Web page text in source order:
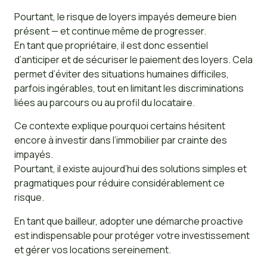
Pourtant, le risque de loyers impayés demeure bien
présent — et continue même de progresser.
En tant que propriétaire, il est donc essentiel
d’anticiper et de sécuriser le paiement des loyers. Cela
permet d’éviter des situations humaines difficiles,
parfois ingérables, tout en limitant les discriminations
liées au parcours ou au profil du locataire.
Ce contexte explique pourquoi certains hésitent
encore à investir dans l’immobilier par crainte des
impayés.
Pourtant, il existe aujourd’hui des solutions simples et
pragmatiques pour réduire considérablement ce
risque.
En tant que bailleur, adopter une démarche proactive
est indispensable pour protéger votre investissement
et gérer vos locations sereinement.